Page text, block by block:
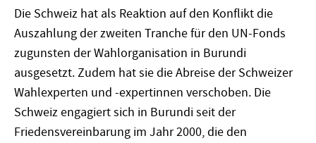
Die Schweiz hat als Reaktion auf den Konflikt die
Auszahlung der zweiten Tranche für den UN-Fonds
zugunsten der Wahlorganisation in Burundi
ausgesetzt. Zudem hat sie die Abreise der Schweizer
Wahlexperten und -expertinnen verschoben. Die
Schweiz engagiert sich in Burundi seit der
Friedensvereinbarung im Jahr 2000, die den